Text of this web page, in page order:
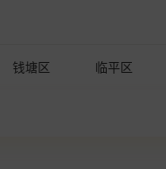
钱塘区 临平区